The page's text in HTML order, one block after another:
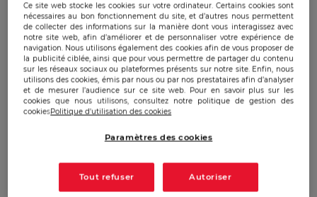
Ce site web stocke les cookies sur votre ordinateur. Certains cookies sont
nécessaires au bon fonctionnement du site, et d’autres nous permettent
de collecter des informations sur la manière dont vous interagissez avec
notre site web, afin d’améliorer et de personnaliser votre expérience de
navigation. Nous utilisons également des cookies afin de vous proposer de
la publicité ciblée, ainsi que pour vous permettre de partager du contenu
sur les réseaux sociaux ou plateformes présents sur notre site. Enfin, nous
utilisons des cookies, émis par nous ou par nos prestataires afin d’analyser
et de mesurer l’audience sur ce site web. Pour en savoir plus sur les
cookies que nous utilisons, consultez notre politique de gestion des
cookiesPolitique d'utilisation des cookies
Paramètres des cookies
Tout refuser Autoriser